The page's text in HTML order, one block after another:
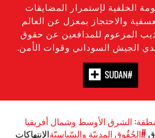
الخلفية لإستمرار المضايقات
والاحتجاز بمعزل عن العالم
المزعوم للمدافعين عن حقوق
الجيش السوداني وقوات الأمن.
#SUDAN
الشرق الأوسط وشمال أفريقيا
#الحُقُوق المدنيّة والسّياسيّةالإنتهاكات